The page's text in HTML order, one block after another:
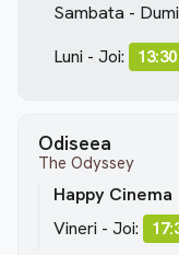
Sambata -
Luni - Joi: 13:30
Odiseea
The Odyssey
Happy Cinema
Vineri - Joi: